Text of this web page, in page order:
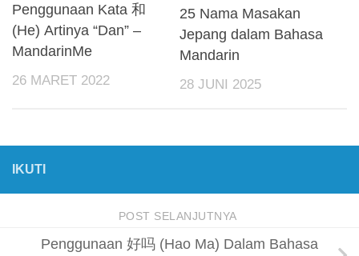
Penggunaan Kata 和
(He) Artinya “Dan” –
MandarinMe
26 MARET 2022
25 Nama Masakan
Jepang dalam Bahasa
Mandarin
28 JUNI 2025
IKUTI
POST SELANJUTNYA
Penggunaan 好吗 (Hao Ma) Dalam Bahasa